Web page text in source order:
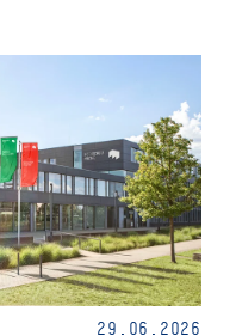
29.06.2026